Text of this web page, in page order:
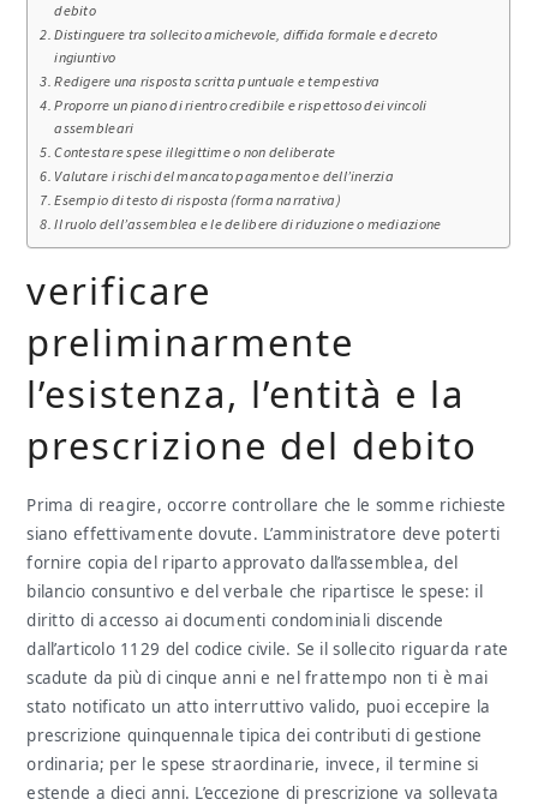
debito
Distinguere tra sollecito amichevole, diffida formale e decreto
ingiuntivo
Redigere una risposta scritta puntuale e tempestiva
Proporre un piano di rientro credibile e rispettoso dei vincoli
assembleari
Contestare spese illegittime o non deliberate
Valutare i rischi del mancato pagamento e dell’inerzia
Esempio di testo di risposta (forma narrativa)
Il ruolo dell’assemblea e le delibere di riduzione o mediazione
verificare
preliminarmente
l’esistenza, l’entità e la
prescrizione del debito
Prima di reagire, occorre controllare che le somme richieste
siano effettivamente dovute. L’amministratore deve poterti
fornire copia del riparto approvato dall’assemblea, del
bilancio consuntivo e del verbale che ripartisce le spese: il
diritto di accesso ai documenti condominiali discende
dall’articolo 1129 del codice civile. Se il sollecito riguarda rate
scadute da più di cinque anni e nel frattempo non ti è mai
stato notificato un atto interruttivo valido, puoi eccepire la
prescrizione quinquennale tipica dei contributi di gestione
ordinaria; per le spese straordinarie, invece, il termine si
estende a dieci anni. L’eccezione di prescrizione va sollevata